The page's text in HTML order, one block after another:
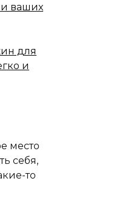
и ваших
для
и
место
себя,
то